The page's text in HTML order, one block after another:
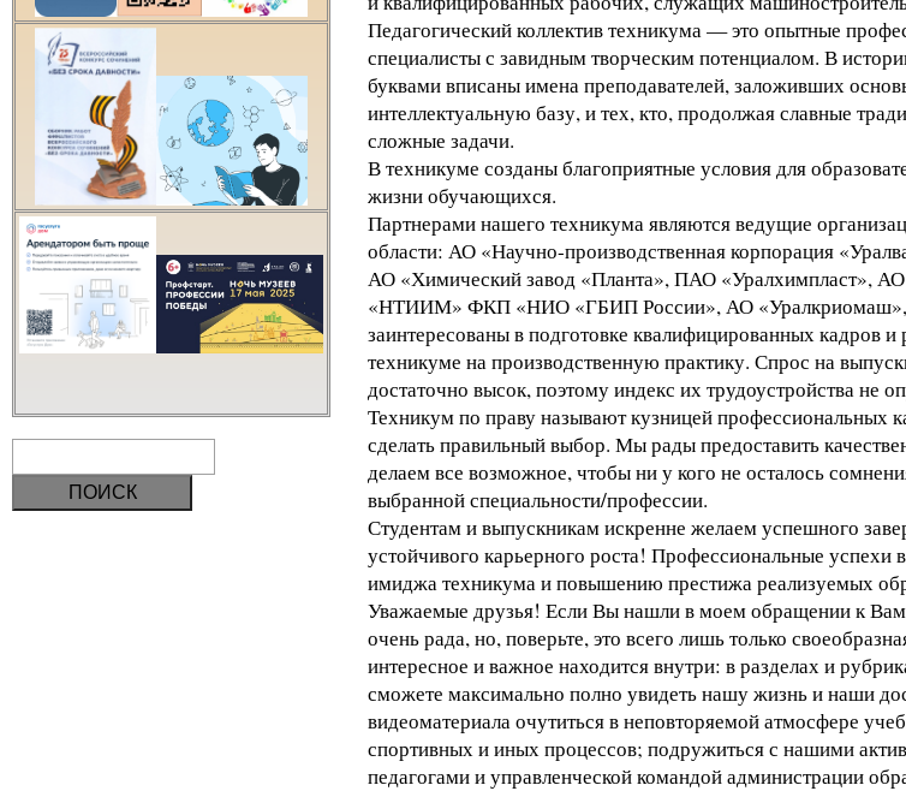
Педагогический коллектив техникума — это опытные
специалисты с завидным творческим потенциалом. В
буквами вписаны имена преподавателей, заложивших
интеллектуальную базу, и тех, кто, продолжая славные
сложные задачи.
В техникуме созданы благоприятные условия для
жизни обучающихся.
Партнерами нашего техникума являются ведущие
области: АО «Научно-производственная корпорация
АО «Химический завод «Планта», ПАО «Уралхимпласт»,
«НТИИМ» ФКП «НИО «ГБИП России», АО «Уралкриомаш»,
заинтересованы в подготовке квалифицированных кадров
техникуме на производственную практику. Спрос на
достаточно высок, поэтому индекс их трудоустройства не
Техникум по праву называют кузницей профессиональных
сделать правильный выбор. Мы рады предоставить
делаем все возможное, чтобы ни у кого не осталось
выбранной специальности/профессии.
Студентам и выпускникам искренне желаем успешного
устойчивого карьерного роста! Профессиональные успехи
имиджа техникума и повышению престижа реализуемых
Уважаемые друзья! Если Вы нашли в моем обращении к Вам
очень рада, но, поверьте, это всего лишь только
интересное и важное находится внутри: в разделах и
сможете максимально полно увидеть нашу жизнь и наши
видеоматериала очутиться в неповторяемой атмосфере
спортивных и иных процессов; подружиться с нашими
педагогами и управленческой командой администрации